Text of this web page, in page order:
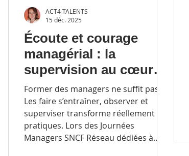
Écoute et courage
managérial : la
supervision au cœur
des Journées
Managers SNCF
Réseau
Former des managers ne suffit pas.
Les faire s’entraîner, observer et
superviser transforme réellement les
pratiques. Lors des Journées
Managers SNCF Réseau dédiées à
ACT4 TALENTS
15 déc. 2025